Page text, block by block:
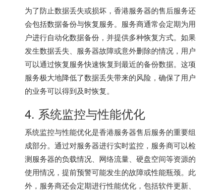
为了防止数据丢失或损坏，香港服务器的售后服务还
会包括数据备份与恢复服务。服务商通常会定期为用
户进行自动化数据备份，并提供多种恢复方式。如果
发生数据丢失、服务器故障或意外删除的情况，用户
可以通过恢复服务快速恢复到最近的备份数据。这项
服务极大地降低了数据丢失带来的风险，确保了用户
的业务可以得到及时恢复。
4. 系统监控与性能优化
系统监控与性能优化是香港服务器售后服务的重要组
成部分。通过对服务器进行实时监控，服务商可以检
测服务器的负载情况、网络流量、硬盘空间等资源的
使用情况，提前预警可能发生的故障或性能瓶颈。此
外，服务商还会定期进行性能优化，包括软件更新、